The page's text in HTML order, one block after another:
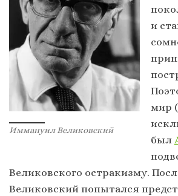
Иммануил Великовский
и
мир
был
Великовского остракизму.
Великовский попытался